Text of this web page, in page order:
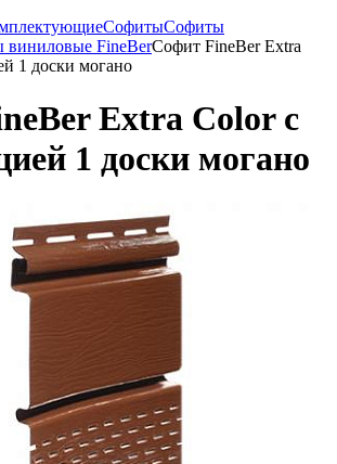
СофитыСофиты
виниловые FineBerСофит FineBer Extra
1 доски могано
Extra Color с
1 доски могано